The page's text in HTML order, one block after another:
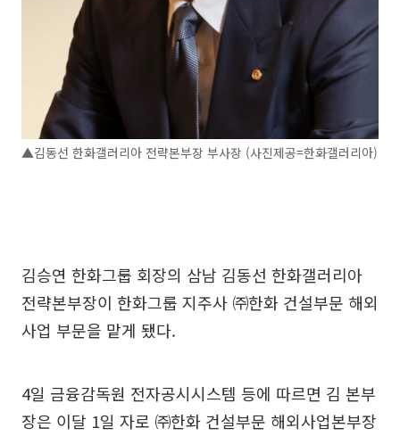
▲김동선 한화갤러리아 전략본부장 부사장 (사진제공=한화갤러리아)
김승연 한화그룹 회장의 삼남 김동선 한화갤러리아
전략본부장이 한화그룹 지주사 ㈜한화 건설부문 해외
사업 부문을 맡게 됐다.
4일 금융감독원 전자공시시스템 등에 따르면 김 본부
장은 이달 1일 자로 ㈜한화 건설부문 해외사업본부장